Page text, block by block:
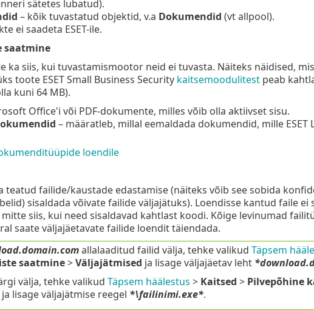
sätetes lubatud).
– kõik tuvastatud objektid, v.a Dokumendid (vt allpool).
ei saadeta ESET-ile.
saatmine
ka siis, kui tuvastamismootor neid ei tuvasta. Näiteks näidised,
toote ESET Small Business Security kaitsemoodulitestpeab
kuni 64 MB).
Office'i või PDF-dokumente, milles võib olla aktiivset sisu.
– määratleb, millal eemaldada dokumendid, mille ESET
loendile
teatud failide/kaustade edastamise (näiteks võib see sobida
sisaldada võivate failide väljajätuks). Loendisse kantud faile ei
siis, kui need sisaldavad kahtlast koodi. Kõige levinumad
saate väljajäetavate failide loendit täiendada.
allalaaditud failid välja, tehke valikud Täpsem
saatmine>Väljajätmised ja lisage väljajäetav leht
välja, tehke valikud Täpsem häälestus > Kaitsed > Pilvepõhine
ja lisage väljajätmise reegel *\failinimi.exe*.